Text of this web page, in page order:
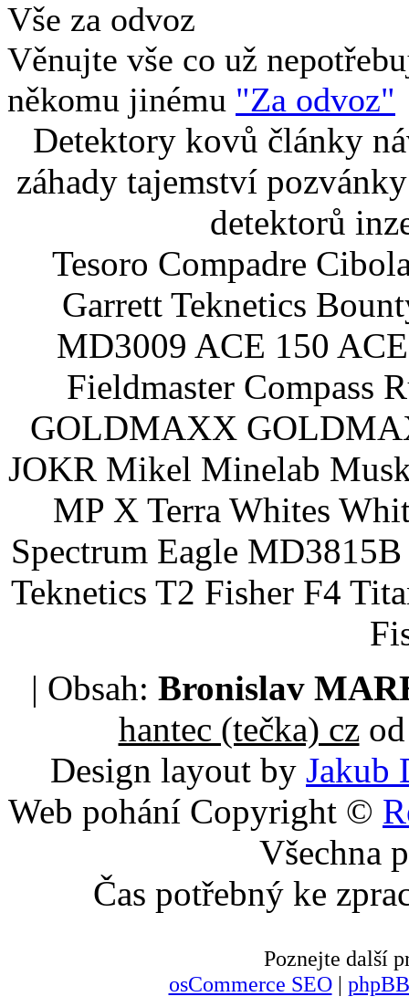
Vše za odvoz
Věnujte vše co už
někomu jinému "Za odvoz"
Detektory kovů články
záhady tajemství
detektorů
Tesoro Compadre
Garrett Teknetics
MD3009 ACE 150
Fieldmaster Compass
GOLDMAXX
JOKR Mikel Minelab
MP X Terra Whites
Spectrum Eagle
Teknetics T2 Fisher F4
| Obsah: Bronislav
hantec (tečka) czod
Design layout by Jakub
Web pohání Copyright ©
Všechna
Čas potřebný ke
Poznejte další
osCommerce SEO|